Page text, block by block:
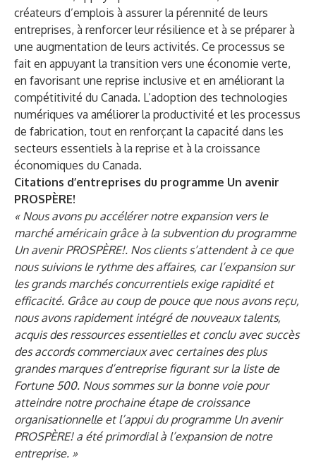
créateurs d’emplois à assurer la pérennité de leurs
entreprises, à renforcer leur résilience et à se préparer à
une augmentation de leurs activités. Ce processus se
fait en appuyant la transition vers une économie verte,
en favorisant une reprise inclusive et en améliorant la
compétitivité du Canada. L’adoption des technologies
numériques va améliorer la productivité et les processus
de fabrication, tout en renforçant la capacité dans les
secteurs essentiels à la reprise et à la croissance
économiques du Canada.
Citations d’entreprises du programme Un avenir
PROSPÈRE!
« Nous avons pu accélérer notre expansion vers le
marché américain grâce à la subvention du programme
Un avenir PROSPÈRE!. Nos clients s’attendent à ce que
nous suivions le rythme des affaires, car l’expansion sur
les grands marchés concurrentiels exige rapidité et
efficacité. Grâce au coup de pouce que nous avons reçu,
nous avons rapidement intégré de nouveaux talents,
acquis des ressources essentielles et conclu avec succès
des accords commerciaux avec certaines des plus
grandes marques d’entreprise figurant sur la liste de
Fortune 500. Nous sommes sur la bonne voie pour
atteindre notre prochaine étape de croissance
organisationnelle et l’appui du programme Un avenir
PROSPÈRE! a été primordial à l’expansion de notre
entreprise. »